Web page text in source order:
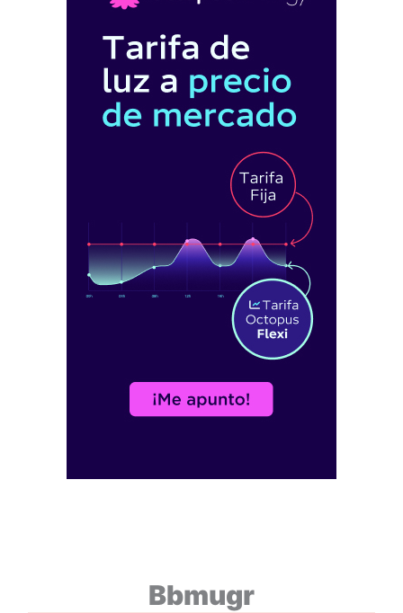
Bbmugr